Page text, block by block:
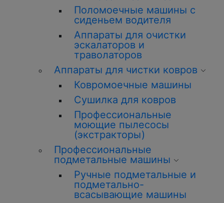
Поломоечные машины с
сиденьем водителя
Аппараты для очистки
эскалаторов и
траволаторов
Аппараты для чистки ковров
Ковромоечные машины
Сушилка для ковров
Профессиональные
моющие пылесосы
(экстракторы)
Профессиональные
подметальные машины
Ручные подметальные и
подметально-
всасывающие машины